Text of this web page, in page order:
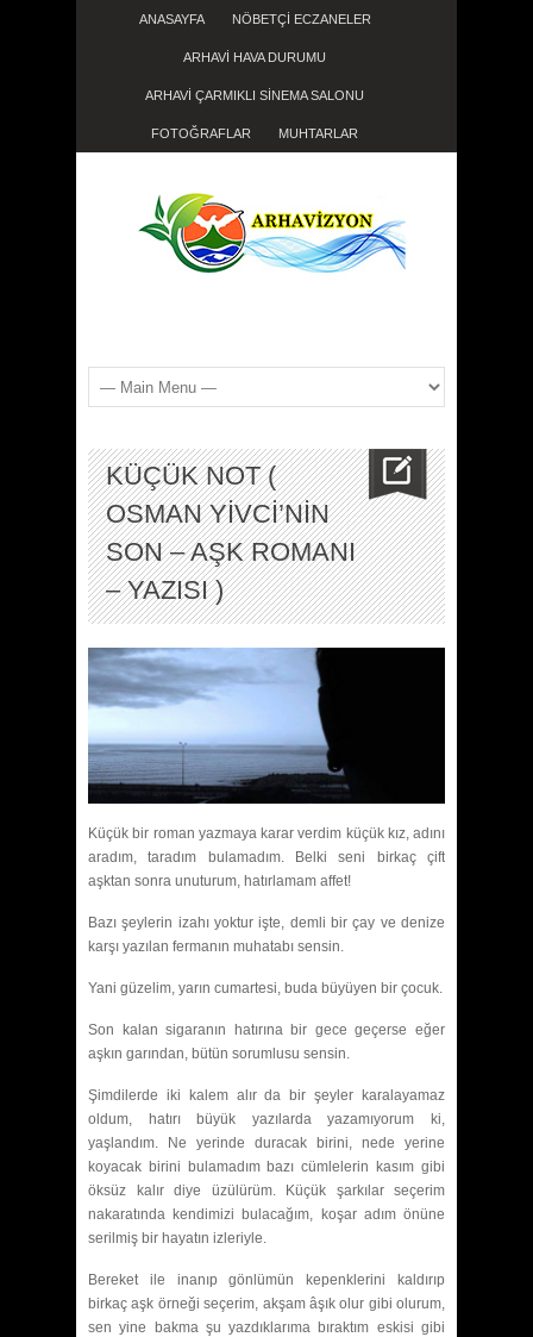
ANASAYFA NÖBETÇİ ECZANELER
ARHAVİ HAVA DURUMU
ARHAVİ ÇARMIKLI SİNEMA SALONU
FOTOĞRAFLAR MUHTARLAR
KÜÇÜK NOT (
OSMAN YIVCI’NIN
SON – AŞK ROMANI
– YAZISI )
Küçük bir roman yazmaya karar verdim küçük kız, adını
aradım, taradım bulamadım. Belki seni birkaç çift
aşktan sonra unuturum, hatırlamam affet!
Bazı şeylerin izahı yoktur işte, demli bir çay ve denize
karşı yazılan fermanın muhatabı sensin.
Yani güzelim, yarın cumartesi, buda büyüyen bir çocuk.
Son kalan sigaranın hatırına bir gece geçerse eğer
aşkın garından, bütün sorumlusu sensin.
Şimdilerde iki kalem alır da bir şeyler karalayamaz
oldum, hatırı büyük yazılarda yazamıyorum ki,
yaşlandım. Ne yerinde duracak birini, nede yerine
koyacak birini bulamadım bazı cümlelerin kasım gibi
öksüz kalır diye üzülürüm. Küçük şarkılar seçerim
nakaratında kendimizi bulacağım, koşar adım önüne
serilmiş bir hayatın izleriyle.
Bereket ile inanıp gönlümün kepenklerini kaldırıp
birkaç aşk örneği seçerim, akşam âşık olur gibi olurum,
sen yine bakma şu yazdıklarıma bıraktım eskisi gibi